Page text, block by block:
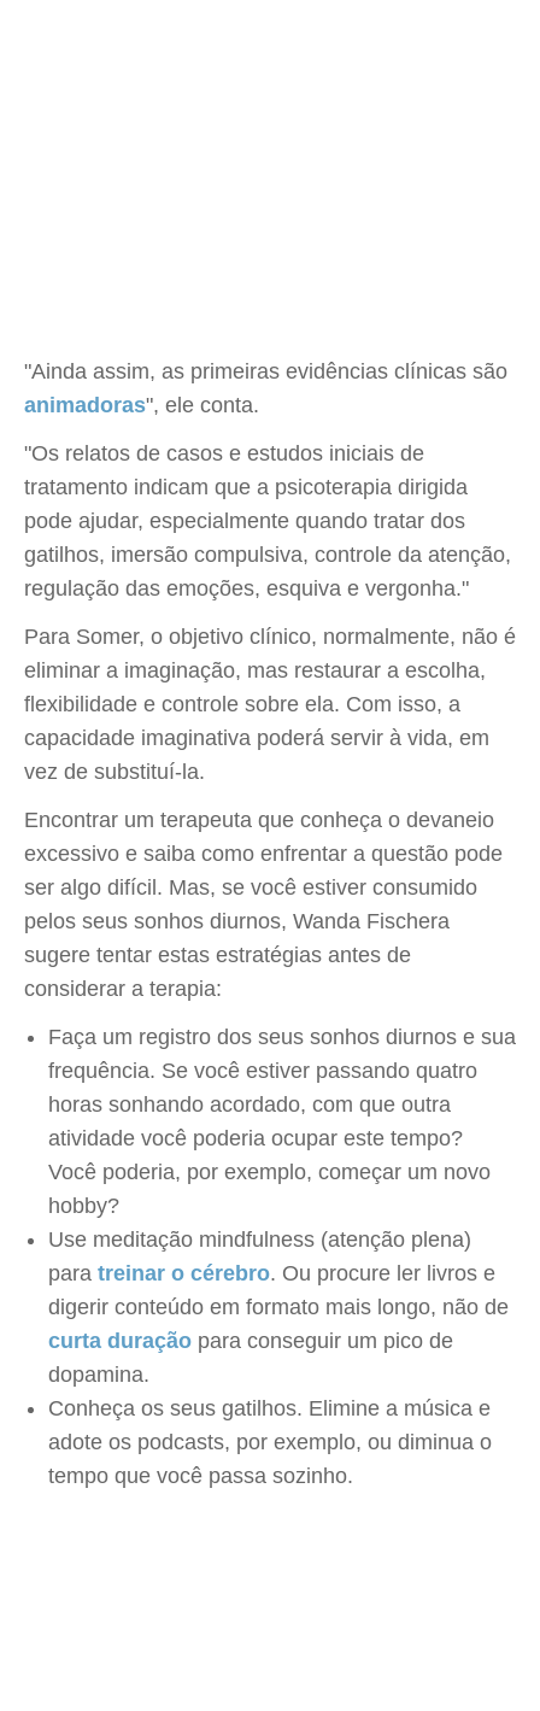
"Ainda assim, as primeiras evidências clínicas são
animadoras", ele conta.
"Os relatos de casos e estudos iniciais de
tratamento indicam que a psicoterapia dirigida
pode ajudar, especialmente quando tratar dos
gatilhos, imersão compulsiva, controle da atenção,
regulação das emoções, esquiva e vergonha."
Para Somer, o objetivo clínico, normalmente, não é
eliminar a imaginação, mas restaurar a escolha,
flexibilidade e controle sobre ela. Com isso, a
capacidade imaginativa poderá servir à vida, em
vez de substituí-la.
Encontrar um terapeuta que conheça o devaneio
excessivo e saiba como enfrentar a questão pode
ser algo difícil. Mas, se você estiver consumido
pelos seus sonhos diurnos, Wanda Fischera
sugere tentar estas estratégias antes de
considerar a terapia:
Faça um registro dos seus sonhos diurnos e sua
frequência. Se você estiver passando quatro
horas sonhando acordado, com que outra
atividade você poderia ocupar este tempo?
Você poderia, por exemplo, começar um novo
hobby?
Use meditação mindfulness (atenção plena)
para treinar o cérebro. Ou procure ler livros e
digerir conteúdo em formato mais longo, não de
curta duração para conseguir um pico de
dopamina.
Conheça os seus gatilhos. Elimine a música e
adote os podcasts, por exemplo, ou diminua o
tempo que você passa sozinho.